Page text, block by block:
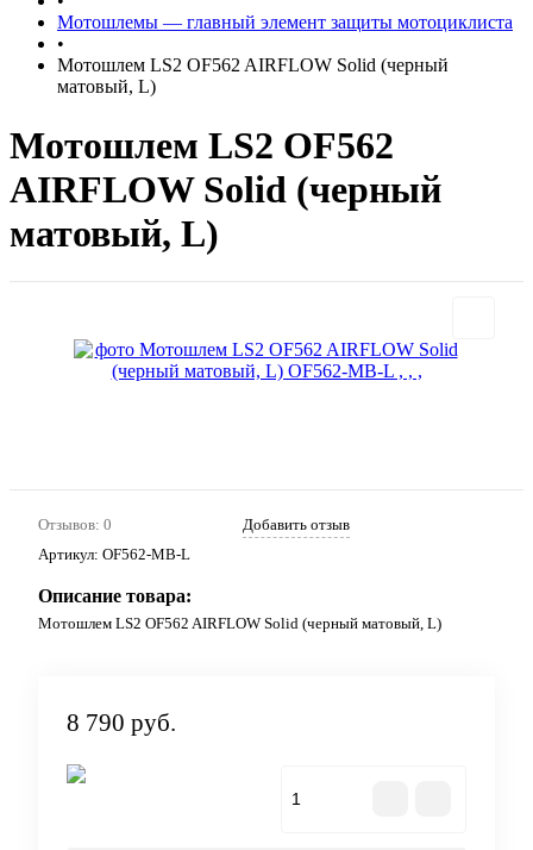
Мотошлемы — главный элемент защиты мотоциклиста
•
Мотошлем LS2 OF562 AIRFLOW Solid (черный
матовый, L)
Мотошлем LS2 OF562
AIRFLOW Solid (черный
матовый, L)
Отзывов: 0
Добавить отзыв
Артикул: OF562-MB-L
Описание товара:
Мотошлем LS2 OF562 AIRFLOW Solid (черный матовый, L)
8 790 руб.